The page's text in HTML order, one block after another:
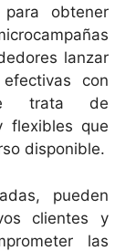
obtener
lanzar
con
trata de
flexibles que
disponible.
pueden
clientes y
las